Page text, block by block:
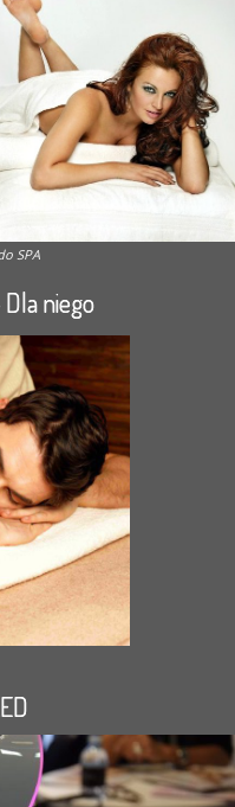
SPA
niego